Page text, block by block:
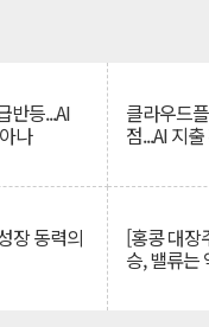
반등...AI
나
클라우드
점...AI 지
장 동력의 [홍콩 대
승, 밸류는